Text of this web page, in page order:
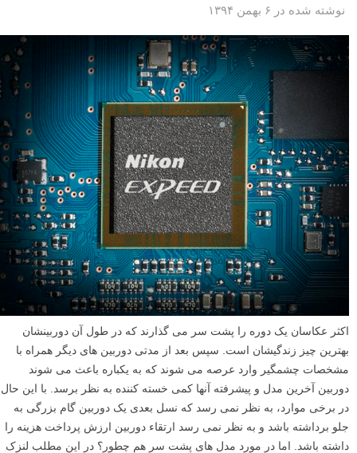
نوشته شده در ۶ بهمن ۱۳۹۴
اکثر عکاسان یک دوره را پشت سر می گذارند که در طول آن دوربینشان
بهترین چیز زندگیشان است. سپس بعد از مدتی دوربین های دیگر همراه با
مشخصات چشمگیر وارد عرصه می شوند که به یکباره باعث می شوند
دوربین آخرین مدل و پیشرفته آنها کمی خسته کننده به نظر برسد. با این حال
در برخی موارد، به نظر نمی رسد که نسل بعدی یک دوربین گام بزرگی به
جلو برداشته باشد و به نظر نمی رسد ارتقاء دوربین ارزش پرداخت هزینه را
داشته باشد. اما در مورد مدل های پشت سر هم چطور؟ در این مطلب لنزک